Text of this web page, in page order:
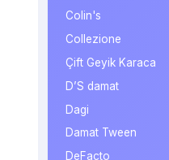
Colin's
Collezione
Çift Geyik Karaca
D’S damat
Dagi
Damat Tween
DeFacto